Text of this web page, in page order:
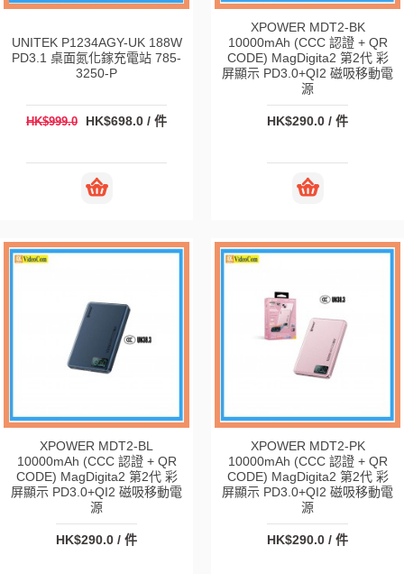
UNITEK P1234AGY-UK 188W
PD3.1 桌面氮化鎵充電站 785-
3250-P
HK$999.0 HK$698.0 / 件
XPOWER MDT2-BK
10000mAh (CCC 認證 + QR
CODE) MagDigita2 第2代 彩
屏顯示 PD3.0+QI2 磁吸移動電
源
HK$290.0 / 件
XPOWER MDT2-BL
10000mAh (CCC 認證 + QR
CODE) MagDigita2 第2代 彩
屏顯示 PD3.0+QI2 磁吸移動電
源
HK$290.0 / 件
XPOWER MDT2-PK
10000mAh (CCC 認證 + QR
CODE) MagDigita2 第2代 彩
屏顯示 PD3.0+QI2 磁吸移動電
源
HK$290.0 / 件